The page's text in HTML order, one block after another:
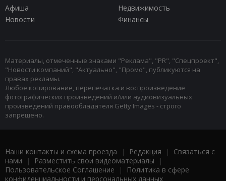
Афиша
Недвижимость
Новости
Финансы
Материалы, отмеченные знаками "Реклама", "PR", "Спецпроект",
"Новости компаний", "Актуально", "Промо", публикуются на
правах рекламы.
Любое копирование, перепечатка и воспроизведение
фотографических произведений и/или аудиовизуальных
произведений правообладателя Getty Images - строго
запрещено.
Наши контакты и схема проезда | Редакция | Связаться с
нами | Разместить свои видеоматериалы |
Пользовательское Соглашение |
Политика в сфере
конфиденциальности и персональных данных